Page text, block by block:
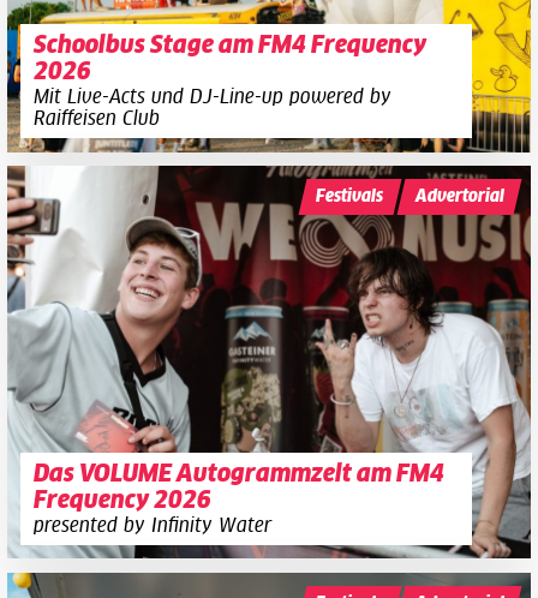
Schoolbus Stage am FM4 Frequency
2026
Mit Live-Acts und DJ-Line-up powered by
Raiffeisen Club
Das VOLUME Autogrammzelt am FM4
Frequency 2026
presented by Infinity Water
Festivals Advertorial